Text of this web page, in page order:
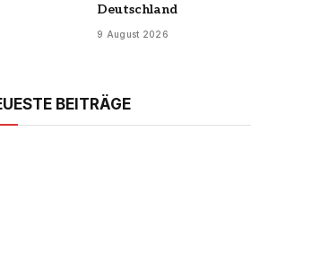
Deutschland
9 August 2026
BEITRÄGE